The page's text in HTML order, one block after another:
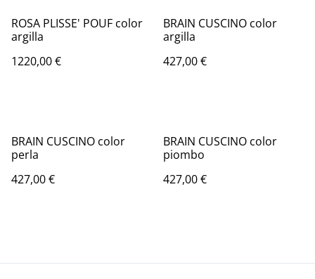
ROSA PLISSE' POUF color
argilla
1220,00 €
BRAIN CUSCINO color
argilla
427,00 €
BRAIN CUSCINO color
perla
427,00 €
BRAIN CUSCINO color
piombo
427,00 €